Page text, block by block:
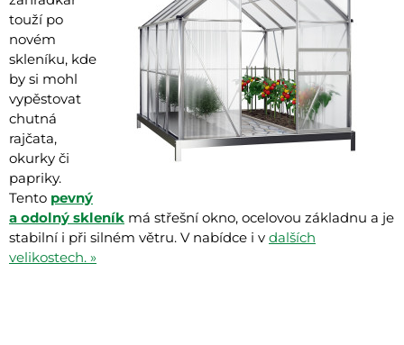
touží po
novém
skleníku, kde
by si mohl
vypěstovat
chutná
rajčata,
okurky či
papriky.
Tento pevný
a odolný skleník má střešní okno, ocelovou základnu a je
stabilní i při silném větru. V nabídce i v dalších
velikostech. »